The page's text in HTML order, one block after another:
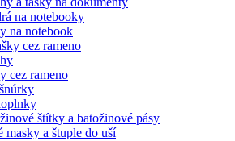
na notebooky
na notebook
cez rameno
cez rameno
štítky a batožinové pásy
masky a štuple do uší